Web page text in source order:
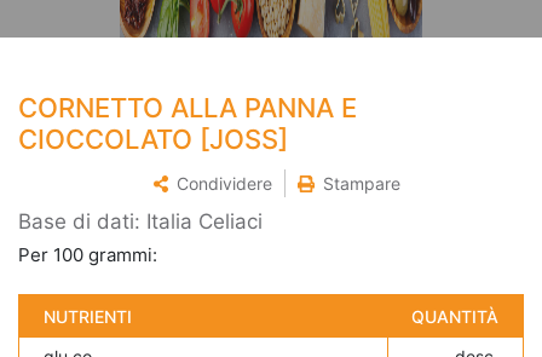
CORNETTO ALLA PANNA E
CIOCCOLATO [JOSS]
Condividere Stampare
Base di dati: Italia Celiaci
Per 100 grammi:
NUTRIENTI
QUANTITÀ